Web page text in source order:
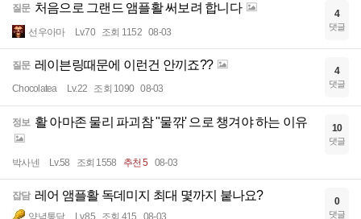
질문 처음으로 그랜드 앰플활 써보려 합니다
선우아마 Lv.70 조회 1152 08-03
4
댓글
질문 레이븐링때문에 이런건 안끼죠??
Chocolatea Lv.22 조회 1090 08-03
4
댓글
정보 활 아마존 물리 파괴참 "물깎' 으로 챙겨야 하는 이유
박사넨 Lv.58 조회 1558 추천 5 08-03
10
댓글
잡담 레어 앰플활 독데미지 최대 몇까지 붙나요?
양념통닭 Lv.85 조회 415 08-03
0
댓글